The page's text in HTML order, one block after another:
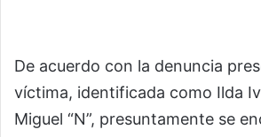
De acuerdo con la denuncia
víctima, identificada como Ilda
Miguel “N”, presuntamente se